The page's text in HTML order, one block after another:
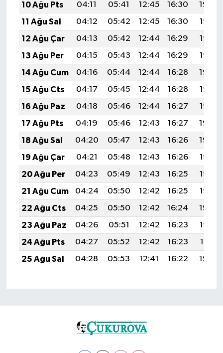
10 Ağu Pts
04:11 05:41 12:45 16:30
19:39
11 Ağu Sal
04:12 05:42 12:45 16:30
19:37
12 Ağu Çar
04:13 05:42 12:44 16:29
19:36
13 Ağu Per
04:15 05:43 12:44 16:29
19:35
14 Ağu Cum
04:16 05:44 12:44 16:28
19:34
15 Ağu Cts
04:17 05:45 12:44 16:28
19:33
16 Ağu Paz
04:18 05:46 12:44 16:27
19:32
17 Ağu Pts
04:19 05:46 12:43 16:27
19:30
18 Ağu Sal
04:20 05:47 12:43 16:26
19:29
19 Ağu Çar
04:21 05:48 12:43 16:26
19:28
20 Ağu Per
04:23 05:49 12:43 16:25
19:27
21 Ağu Cum
04:24 05:50 12:42 16:25
19:25
22 Ağu Cts
04:25 05:50 12:42 16:24
19:24
23 Ağu Paz
04:26 05:51 12:42 16:23
19:23
24 Ağu Pts
04:27 05:52 12:42 16:23
19:21
25 Ağu Sal
04:28 05:53 12:41 16:22 19:20